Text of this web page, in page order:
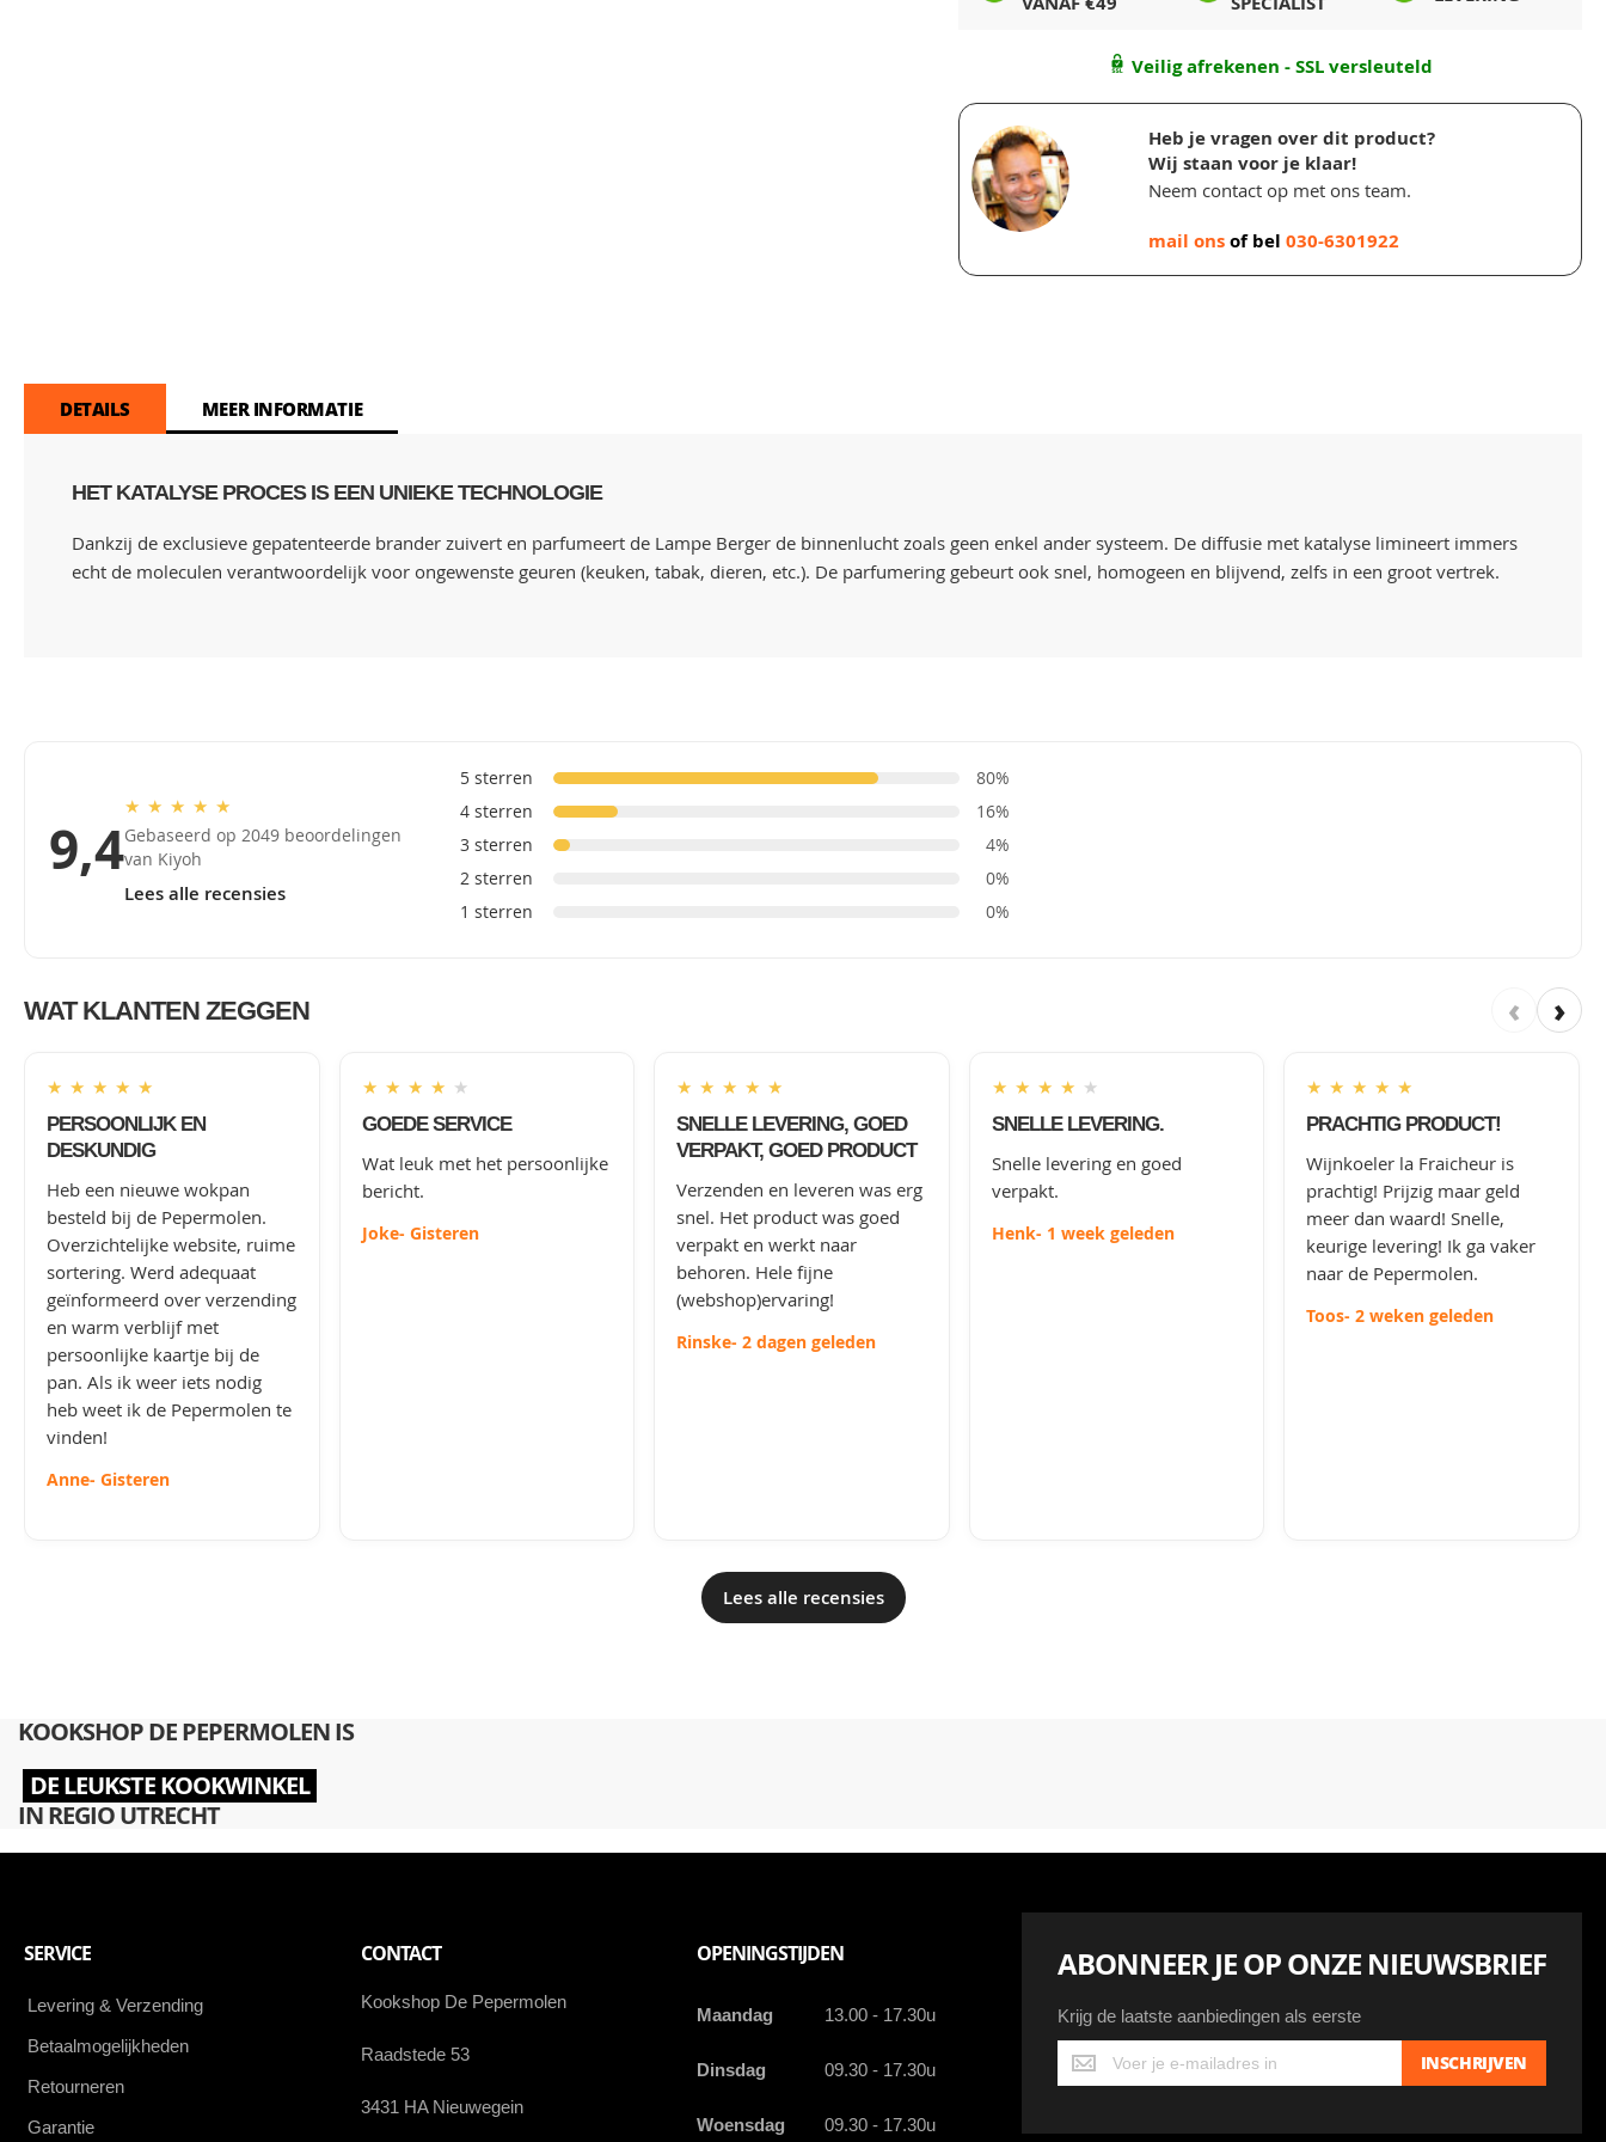
Veilig afrekenen - SSL versleuteld
Heb je vragen over dit product?
Wij staan voor je klaar!
Neem contact op met ons team.
mail onsof bel 030-6301922
DETAILS
HET KATALYSE PROCES IS EEN UNIEKE TECHNOLOGIE
Dankzij de exclusieve gepatenteerde brander zuivert en parfumeert de Lampe Berger de binnenlucht zoals geen enkel ander systeem. De diffusie met katalyse limineert immers
echt de moleculen verantwoordelijk voor ongewenste geuren (keuken, tabak, dieren, etc.). De parfumering gebeurt ook snel, homogeen en blijvend, zelfs in een groot vertrek.
MEER INFORMATIE
9,4
★ ★ ★ ★ ★
Gebaseerd op 2049 beoordelingen
van Kiyoh
Lees alle recensies
5 sterren
80%
4 sterren
16%
3 sterren
4%
2 sterren
0%
1 sterren
0%
WAT KLANTEN ZEGGEN ‹ ›
★ ★ ★ ★ ★
PERSOONLIJK EN
DESKUNDIG
Heb een nieuwe wokpan
besteld bij de Pepermolen.
Overzichtelijke website, ruime
sortering. Werd adequaat
geïnformeerd over verzending
en warm verblijf met
persoonlijke kaartje bij de
pan. Als ik weer iets nodig
heb weet ik de Pepermolen te
vinden!
Anne- Gisteren
★ ★ ★ ★ ★
GOEDE SERVICE
Wat leuk met het persoonlijke
bericht.
Joke- Gisteren
★ ★ ★ ★ ★
SNELLE LEVERING, GOED
VERPAKT, GOED PRODUCT
Verzenden en leveren was erg
snel. Het product was goed
verpakt en werkt naar
behoren. Hele fijne
(webshop)ervaring!
Rinske- 2 dagen geleden
★ ★ ★ ★ ★
SNELLE LEVERING.
Snelle levering en goed
verpakt.
Henk- 1 week geleden
★ ★ ★ ★ ★
PRACHTIG PRODUCT!
Wijnkoeler la Fraicheur is
prachtig! Prijzig maar geld
meer dan waard! Snelle,
keurige levering! Ik ga vaker
naar de Pepermolen.
Toos- 2 weken geleden
Lees alle recensies
KOOKSHOP DE PEPERMOLEN IS
DE LEUKSTE KOOKWINKEL
IN REGIO UTRECHT
ABONNEER JE OP ONZE NIEUWSBRIEF
Krijg de laatste aanbiedingen als eerste
Krijg
de
INSCHRIJVEN
SERVICE
Levering & Verzending
Betaalmogelijkheden
Retourneren
Garantie
CONTACT
Kookshop De Pepermolen
Raadstede 53
3431 HA Nieuwegein
OPENINGSTIJDEN
Maandag 13.00 - 17.30u
Dinsdag 09.30 - 17.30u
Woensdag 09.30 - 17.30u